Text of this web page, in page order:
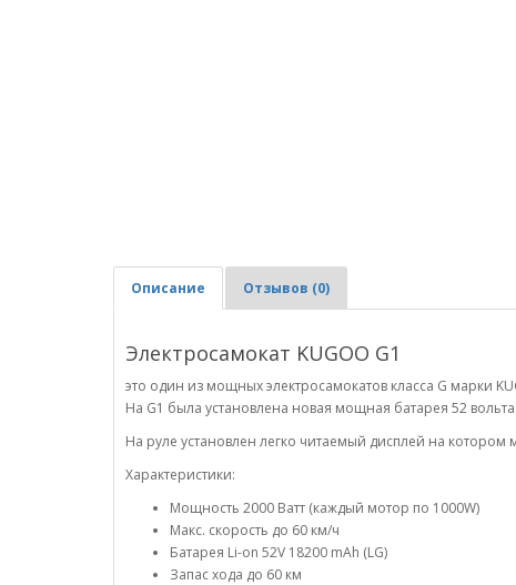
Описание Отзывов (0)
Электросамокат KUGOO G1
это один из мощных электросамокатов класса G марки
На G1 была установлена новая мощная батарея 52
На руле установлен легко читаемый дисплей на
Характеристики:
Мощность 2000 Ватт (каждый мотор по 1000W)
Макс. скорость до 60 км/ч
Батарея Li-on 52V 18200 mAh (LG)
Запас хода до 60 км